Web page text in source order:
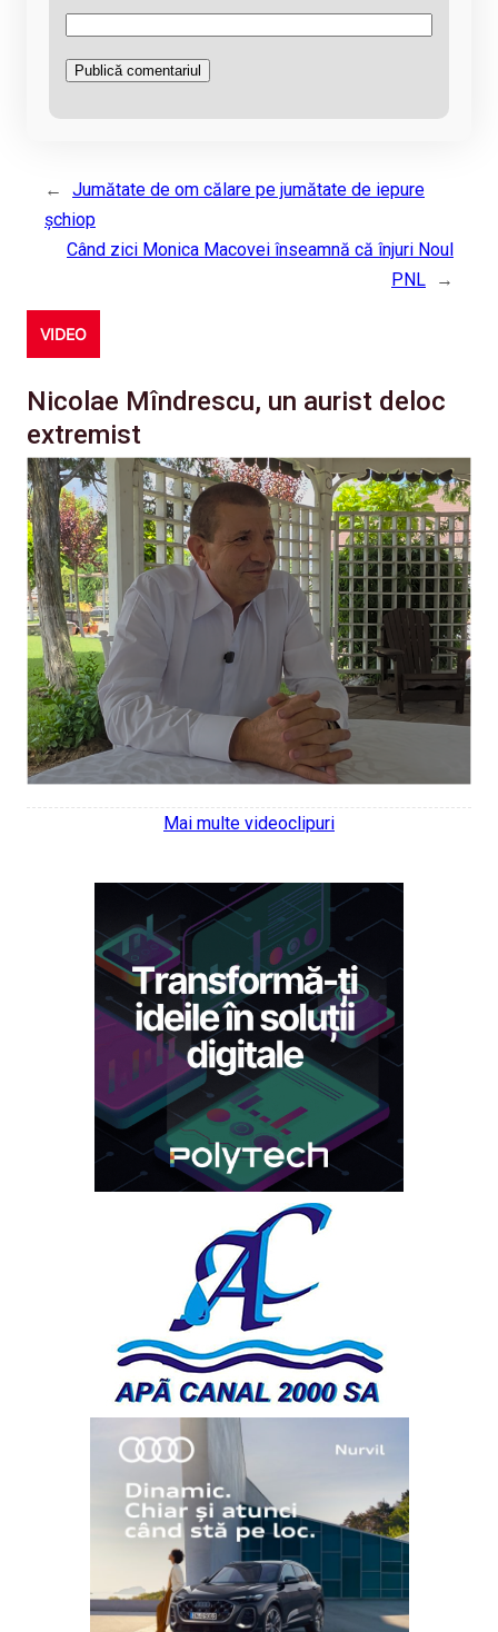
←
Jumătate de om călare pe jumătate de iepure
şchiop
Când zici Monica Macovei înseamnă că înjuri Noul
PNL
→
VIDEO
Nicolae Mîndrescu, un aurist deloc
extremist
Mai multe videoclipuri